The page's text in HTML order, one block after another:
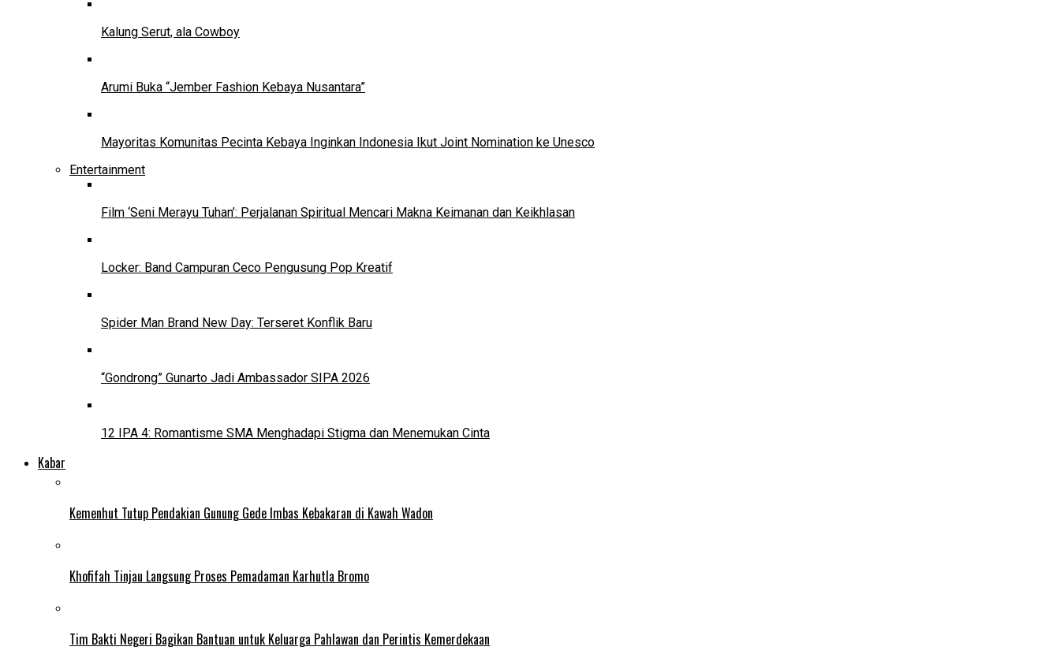
Kalung Serut, ala Cowboy
Arumi Buka “Jember Fashion Kebaya Nusantara”
Mayoritas Komunitas Pecinta Kebaya Inginkan Indonesia Ikut Joint Nomination ke Unesco
Entertainment
Film ‘Seni Merayu Tuhan’: Perjalanan Spiritual Mencari Makna Keimanan dan Keikhlasan
Locker: Band Campuran Ceco Pengusung Pop Kreatif
Spider Man Brand New Day: Terseret Konflik Baru
“Gondrong” Gunarto Jadi Ambassador SIPA 2026
12 IPA 4: Romantisme SMA Menghadapi Stigma dan Menemukan Cinta
Kabar
Kemenhut Tutup Pendakian Gunung Gede Imbas Kebakaran di Kawah Wadon
Khofifah Tinjau Langsung Proses Pemadaman Karhutla Bromo
Tim Bakti Negeri Bagikan Bantuan untuk Keluarga Pahlawan dan Perintis Kemerdekaan